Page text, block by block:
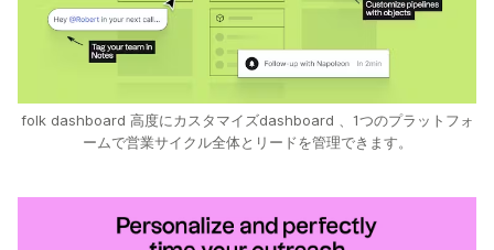
folk dashboard 高度にカスタマイズdashboard 、1つのプラットフォ
ームで営業サイクル全体とリードを管理できます。